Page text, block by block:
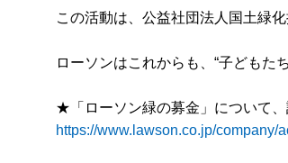
この活動は、公益社団法人国土緑
ローソンはこれからも、“子どもた
★「ローソン緑の募金」について
https://www.lawson.co.jp/company/